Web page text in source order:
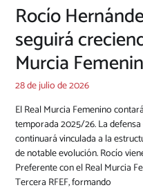
Rocío
seguirá
Murcia
28 de julio de 2026
El Real Murcia Femenino
temporada 2025/26. La
continuará vinculada a la
de notable evolución. Rocío
Preferente con el Real Murcia
Tercera RFEF, formando